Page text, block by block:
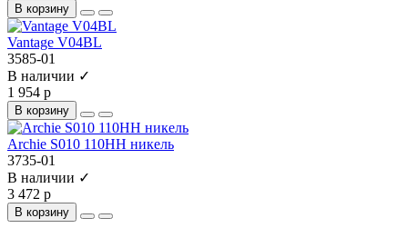
В корзину
Vantage V04BL
3585-01
В наличии ✓
1 954 р
В корзину
Archie S010 110HH никель
3735-01
В наличии ✓
3 472 р
В корзину